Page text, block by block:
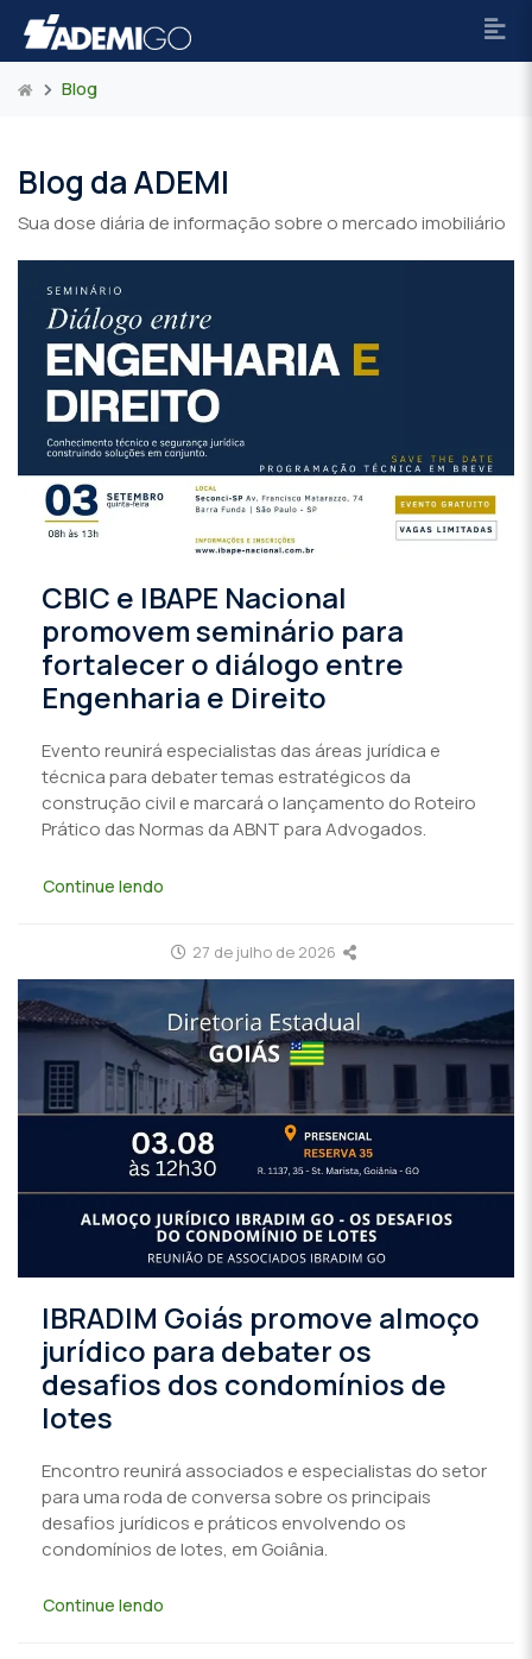
Blog
Blog da ADEMI
Sua dose diária de informação sobre o mercado imobiliário
CBIC e IBAPE Nacional
promovem seminário para
fortalecer o diálogo entre
Engenharia e Direito
Evento reunirá especialistas das áreas jurídica e
técnica para debater temas estratégicos da
construção civil e marcará o lançamento do Roteiro
Prático das Normas da ABNT para Advogados.
Continue lendo
27 de julho de 2026
IBRADIM Goiás promove almoço
jurídico para debater os
desafios dos condomínios de
lotes
Encontro reunirá associados e especialistas do setor
para uma roda de conversa sobre os principais
desafios jurídicos e práticos envolvendo os
condomínios de lotes, em Goiânia.
Continue lendo